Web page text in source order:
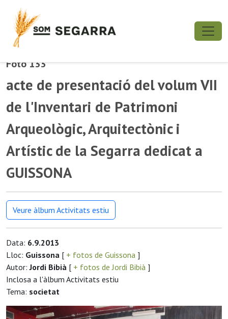
Foto 133
acte de presentació del volum VII
de l'Inventari de Patrimoni
Arqueològic, Arquitectònic i
Artístic de la Segarra dedicat a
GUISSONA
Veure àlbum Activitats estiu
Data: 6.9.2013
Lloc: Guissona [ + fotos de Guissona ]
Autor:Jordi Bibià [ + fotos de Jordi Bibià ]
Inclosa a l'àlbum Activitats estiu
Tema: societat